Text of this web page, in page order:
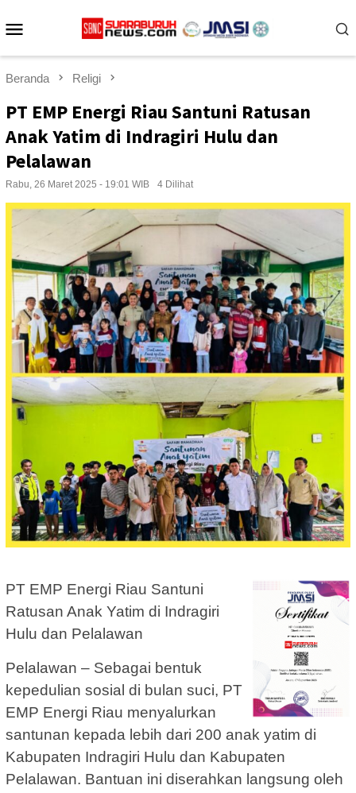
ke
Beranda Religi
PT EMP Energi Riau Santuni Ratusan
Anak Yatim di Indragiri Hulu dan
Pelalawan
Rabu, 26 Maret 2025 - 19:01 WIB 4 Dilihat
PT EMP Energi Riau Santuni
Ratusan Anak Yatim di Indragiri
Hulu dan Pelalawan
Pelalawan – Sebagai bentuk
kepedulian sosial di bulan suci, PT
EMP Energi Riau menyalurkan
santunan kepada lebih dari 200 anak yatim di
Kabupaten Indragiri Hulu dan Kabupaten
Pelalawan. Bantuan ini diserahkan langsung oleh